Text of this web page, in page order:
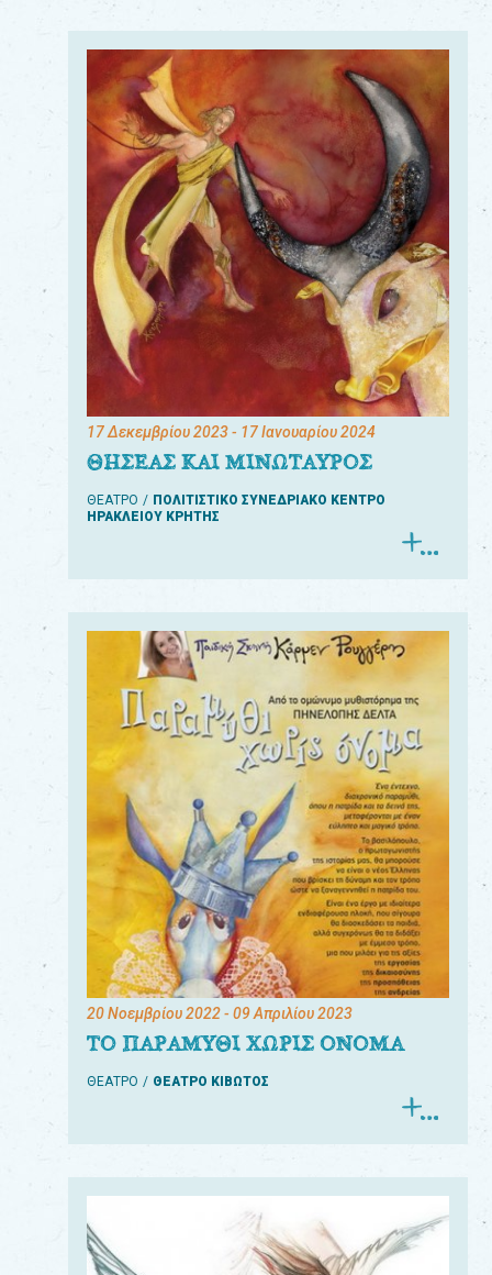
17 Δεκεμβρίου 2023- 17 Ιανουαρίου 2024
ΘΗΣΕΑΣ ΚΑΙ ΜΙΝΩΤΑΥΡΟΣ
ΘΕΑΤΡΟ
ΠΟΛΙΤΙΣΤΙΚΟ ΣΥΝΕΔΡΙΑΚΟ ΚΕΝΤΡΟ
ΗΡΑΚΛΕΙΟΥ ΚΡΗΤΗΣ
20 Νοεμβρίου 2022- 09 Απριλίου 2023
ΤΟ ΠΑΡΑΜΥΘΙ ΧΩΡΙΣ ΟΝΟΜΑ
ΘΕΑΤΡΟ ΘΕΑΤΡΟ ΚΙΒΩΤΟΣ